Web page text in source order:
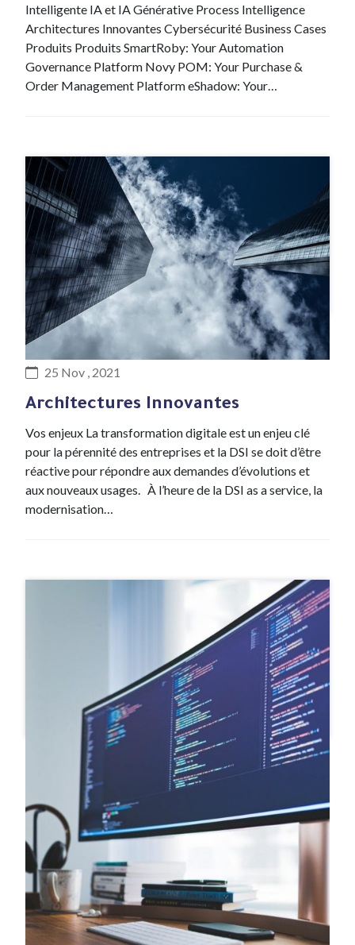
Intelligente IA et IA Générative Process Intelligence
Architectures Innovantes Cybersécurité Business Cases
Produits Produits SmartRoby: Your Automation
Governance Platform Novy POM: Your Purchase &
Order Management Platform eShadow: Your…
#Expertise
25 Nov , 2021
Architectures Innovantes
Vos enjeux La transformation digitale est un enjeu clé
pour la pérennité des entreprises et la DSI se doit d’être
réactive pour répondre aux demandes d’évolutions et
aux nouveaux usages. À l’heure de la DSI as a service, la
modernisation…
25 Nov , 2021
Développement d’applications
Vos enjeux Les DSI doivent gérer des systèmes de plus
en plus complexes requérant des compétences
technologiques pointues de plus en plus diverses tout en
rationalisant leurs coûts. En parallèle, les utilisateurs et
sponsors demandent des évolutions toujours plus